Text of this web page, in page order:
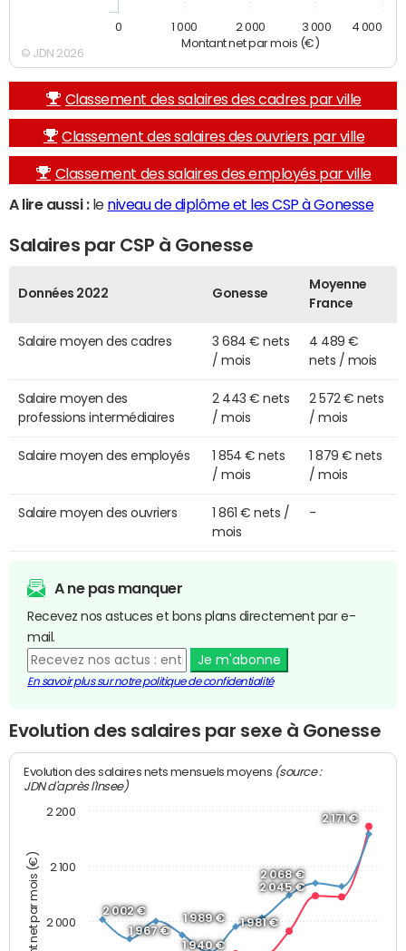
Montant net par mois (€)
0 1 000 2 000 3 000 4 000
© JDN 2026
Classement des salaires des cadres par ville
Classement des salaires des ouvriers par ville
Classement des salaires des employés par ville
A lire aussi :le niveau de diplôme et les CSP à Gonesse
Salaires par CSP à Gonesse
Données 2022 Gonesse
Moyenne
France
Salaire moyen des cadres
3 684 € nets
/ mois
4 489 €
nets / mois
Salaire moyen des
professions intermédiaires
2 443 € nets
/ mois
2 572 € nets
/ mois
Salaire moyen des employés
1 854 € nets
/ mois
1 879 € nets
/ mois
Salaire moyen des ouvriers
1 861 € nets /
mois
-
A ne pas manquer
Recevez nos astuces et bons plans directement par e-
mail.
Je m'abonne
En savoir plus sur notre politique de confidentialité
Evolution des salaires par sexe à Gonesse
Montant net par mois (€)
Evolution des salaires nets mensuels moyens (source :
JDN d'après l'Insee)
1 940 €
1 981 €
2 045 €
2 171 €
2 002 €
1 967 €
1 989 €
2 068 €
2 000
2 100
2 200